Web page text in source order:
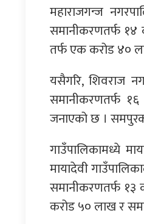
महाराजगन्ज
समानीकरणतर्फ १४
तर्फ एक करोड ४०
यसैगरि, शिवराज
समानीकरणतर्फ
जनाएको छ ।
गाउँपालिकामध्ये
मायादेवी
समानीकरणतर्फ १३
करोड ५० लाख र